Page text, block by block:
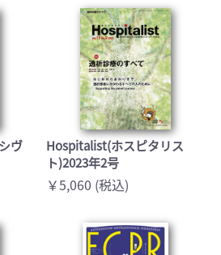
ヴ
Hospitalist(ホスピタリス
ト)2023年2号
￥5,060 (税込)